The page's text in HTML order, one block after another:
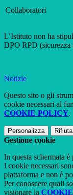
Collaboratori
L’Istituto non ha
DPO RPD (sicurezza
Notizie
Questo sito o gli
cookie necessari al
COOKIE POLICY.
Personalizza
Gestione cookie
In questa schermata
I cookie necessari
piattaforma e non è
Per conoscere quali
visionare la